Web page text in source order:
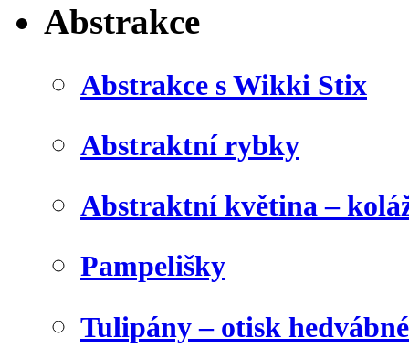
Abstrakce
Abstrakce s Wikki Stix
Abstraktní rybky
Abstraktní květina –
Pampelišky
Tulipány – otisk